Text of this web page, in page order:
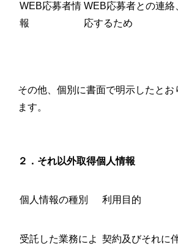
WEB応募者情
報
WEB応募者との連
応するため
その他、個別に書面で明示したとお
ます。
２．それ以外取得個人情報
個人情報の種別 利用目的
受託した業務によ 契約及びそれに